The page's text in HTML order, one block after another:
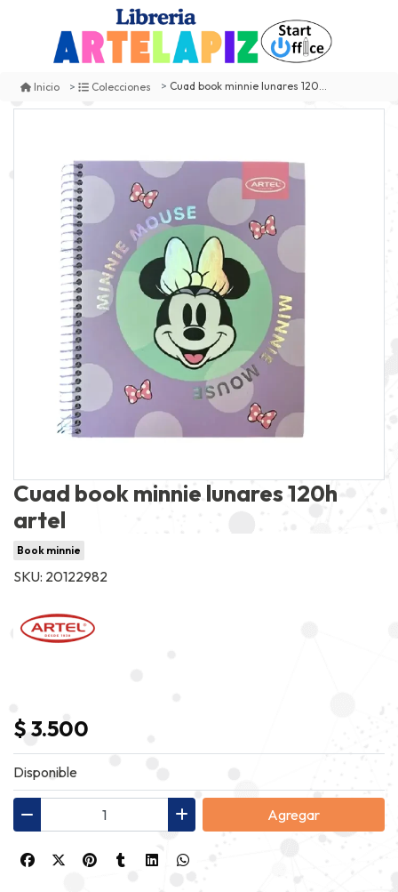
Inicio Colecciones Cuad book minnie lunares 120h artel
Cuad book minnie lunares 120h
artel
Book minnie
SKU: 20122982
$ 3.500
Disponible
Agregar